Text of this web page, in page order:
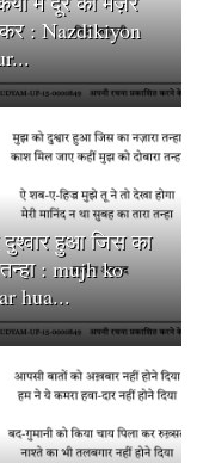
: Nazdikiyon
हुआ जिस का
: mujh ko
hua...